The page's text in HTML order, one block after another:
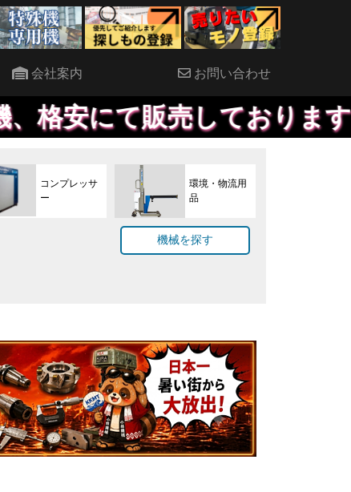
会社案内 お問い合わせ
ております。見積もりだ
コンプレッサ
ー
環境・物流用
品
機械を探す